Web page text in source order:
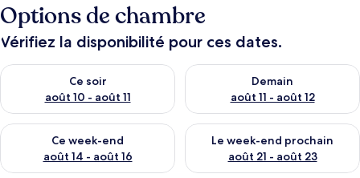
Options de chambre
Vérifiez la disponibilité pour ces dates.
Ce soir
août 10 - août 11
Vérifier la disponibilité pour ce soir août 10 - août 11
Demain
août 11 - août 12
Vérifier la disponibilité pour
Ce week-end
août 14 - août 16
Vérifier la disponibilité pour ce week-end août 14 - août 16
Le week-end prochain
août 21 - août 23
Vérifier la disponibilité pour